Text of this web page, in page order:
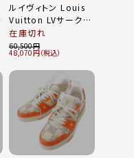
ルイヴィトン Louis
Vuitton LVサークル
ジップアップ 長袖 フ
ーディ パーカー グレ
ー XXL
在庫切れ
60,500
48,070